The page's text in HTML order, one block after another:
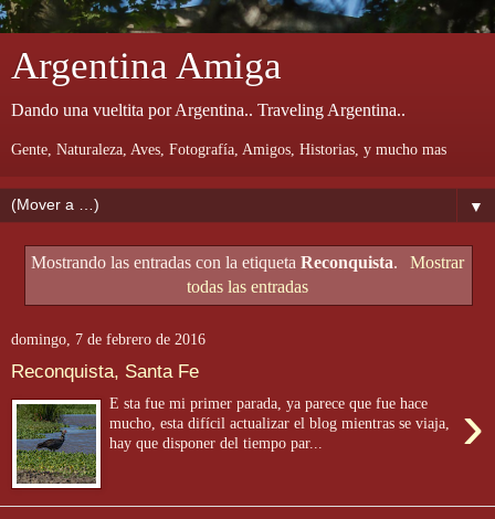
Argentina Amiga
Dando una vueltita por Argentina.. Traveling Argentina..
Gente, Naturaleza, Aves, Fotografía, Amigos, Historias, y mucho mas
▼
Mostrando las entradas con la etiquetaReconquista.
Mostrar
todas las entradas
domingo, 7 de febrero de 2016
Reconquista, Santa Fe
›
E sta fue mi primer parada, ya parece que fue hace
mucho, esta difícil actualizar el blog mientras se viaja,
hay que disponer del tiempo par...